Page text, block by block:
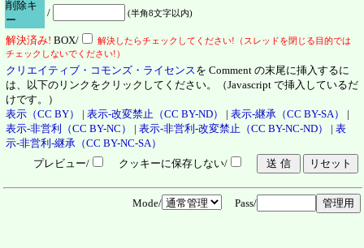
削除キ
ー
/ (半角8文字以内)
解決済み! BOX/
解決したらチェックしてください!（スレッドを閉じる目的では
チェックしないでください!）
クリエイティブ・コモンズ・ライセンスを Comment の末尾に挿入するに
は、以下のリンクをクリックしてください。（Javascript で挿入しているだ
けです。）
表示（CC BY）
| 表示-改変禁止（CC BY-ND） | 表示-継承（CC BY-SA）
|
表示-非営利（CC BY-NC）
| 表示-非営利-改変禁止（CC BY-NC-ND） | 表
示-非営利-継承（CC BY-NC-SA）
プレビュー/
クッキーに保存しない/
Mode/ Pass/